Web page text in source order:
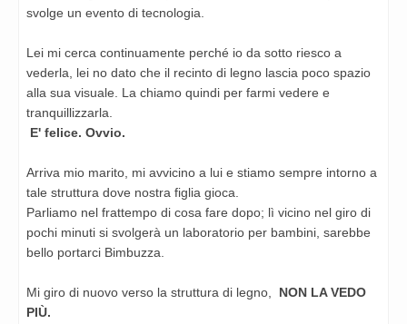
svolge un evento di tecnologia.
Lei mi cerca continuamente perché io da sotto riesco a
vederla, lei no dato che il recinto di legno lascia poco spazio
alla sua visuale. La chiamo quindi per farmi vedere e
tranquillizzarla.
E' felice. Ovvio.
Arriva mio marito, mi avvicino a lui e stiamo sempre intorno a
tale struttura dove nostra figlia gioca.
Parliamo nel frattempo di cosa fare dopo; lì vicino nel giro di
pochi minuti si svolgerà un laboratorio per bambini, sarebbe
bello portarci Bimbuzza.
Mi giro di nuovo verso la struttura di legno,
NON LA VEDO
PIÙ.